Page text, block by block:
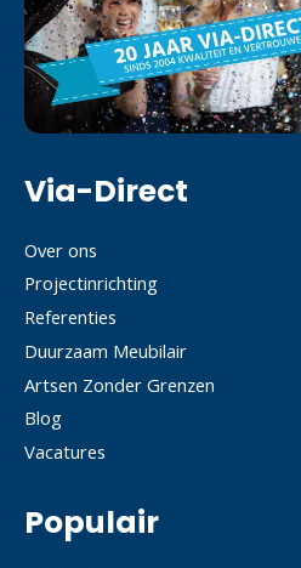
Via-Direct
Over ons
Projectinrichting
Referenties
Duurzaam Meubilair
Artsen Zonder Grenzen
Blog
Vacatures
Populair